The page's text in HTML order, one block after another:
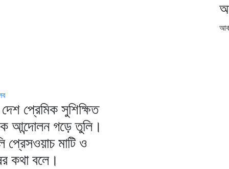
প্রেমিক সুশিক্ষিত
আন্দোলন গড়ে তুলি।
প্রেসওয়াচ মাটি ও
কথা বলে।